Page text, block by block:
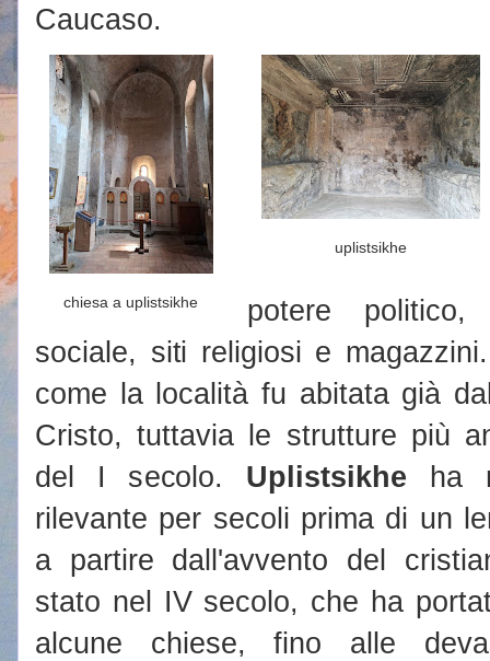
Caucaso.
chiesa a uplistsikhe
uplistsikhe
potere
sociale, siti religiosi e
come la località fu abitata già
Cristo, tuttavia le strutture più
del I secolo. Uplistsikhe ha
rilevante per secoli prima di un
a partire dall'avvento del
stato nel IV secolo, che ha
alcune chiese, fino alle